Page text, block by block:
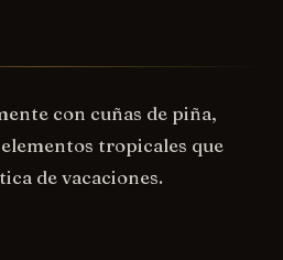
con cuñas de piña,
tropicales que
de vacaciones.